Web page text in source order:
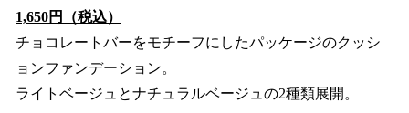
1,650円（税込）
チョコレートバーをモチーフにしたパッケージのクッシ
ョンファンデーション。
ライトベージュとナチュラルベージュの2種類展開。